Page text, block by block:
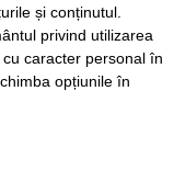
urilor
și conținutul.
privind utilizarea
caracter personal în
opțiunile în